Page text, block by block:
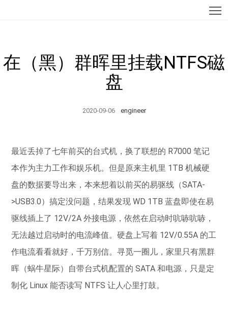
在（黑）群晖里挂载NTFS磁
盘
2020-09-06 engineer
最近丢掉了七年前买的台式机，换了联想的 R7000 笔记
本作为主力工作和娱乐机。但是原来主机里 1TB 机械硬
盘的数据要导出来，本来想着以前买的易驱线（SATA-
>USB3.0）搞定没问题，结果发现 WD 1TB 蓝盘即使在易
驱线插上了 12V/2A 外接电源，依然在启动时吭哧吭哧，
无法越过启动时的电流峰值。硬盘上写着 12V/0.55A 的工
作电流看看就好，千万别信。寻觅一圈儿，家里只有黑群
晖（蜗牛星际）自带台式机配置的 SATA 和电源，只是定
制化 Linux 能否读写 NTFS 让人心里打鼓。